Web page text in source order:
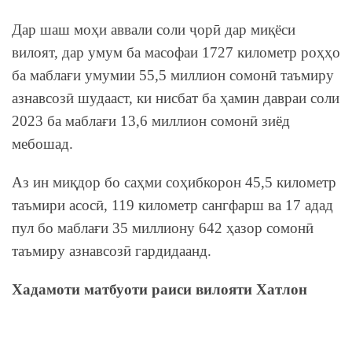
Дар шаш моҳи аввали соли ҷорӣ дар миқёси
вилоят, дар умум ба масофаи 1727 километр роҳҳо
ба маблағи умумии 55,5 миллион сомонӣ таъмиру
азнавсозӣ шудааст, ки нисбат ба ҳамин давраи соли
2023 ба маблағи 13,6 миллион сомонӣ зиёд
мебошад.
Аз ин миқдор бо саҳми соҳибкорон 45,5 километр
таъмири асосӣ, 119 километр сангфарш ва 17 адад
пул бо маблағи 35 миллиону 642 ҳазор сомонӣ
таъмиру азнавсозӣ гардидаанд.
Хадамоти матбуоти раиси вилояти Хатлон